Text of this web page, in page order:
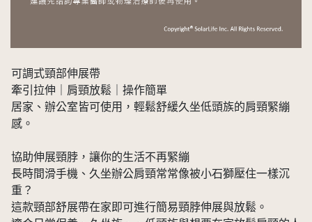
可調式頸部伸展帶
牽引拉伸｜肩頸放鬆｜操作簡單
居家、辦公室皆可使用，輕鬆舒緩久坐低頭族的肩頸緊繃
感。
協助伸展頸脖，讓你的生活不再緊繃
長時間滑手機、久坐辦公肩頸常常像被小石獅壓住一樣沉
重？
這款頸部舒展帶在家即可進行簡易頸脖伸展與放鬆。